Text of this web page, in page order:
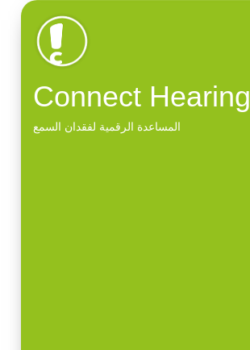
Connect Hearing
المساعدة الرقمية لفقدان السمع